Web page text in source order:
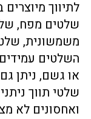
לתיווך
שלטים מפח,
משמשונית,
השלטים
או גשם, ניתן
שלטי תווך
ואחסונים לא